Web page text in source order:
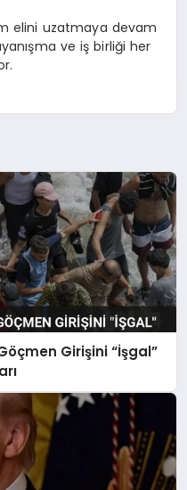
elini uzatmaya devam
ve iş birliği her
Girişini “İşgal”